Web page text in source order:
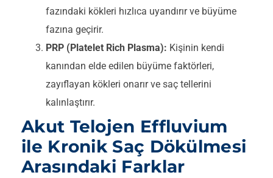
fazındaki kökleri hızlıca uyandırır ve büyüme
fazına geçirir.
PRP (Platelet Rich Plasma): Kişinin kendi
kanından elde edilen büyüme faktörleri,
zayıflayan kökleri onarır ve saç tellerini
kalınlaştırır.
Akut Telojen Effluvium
ile Kronik Saç Dökülmesi
Arasındaki Farklar